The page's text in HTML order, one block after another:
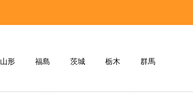
山形 福島 茨城 栃木 群馬